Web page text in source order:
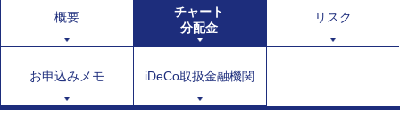
概要
チャート
分配金
リスク
お申込みメモ iDeCo取扱金融機関